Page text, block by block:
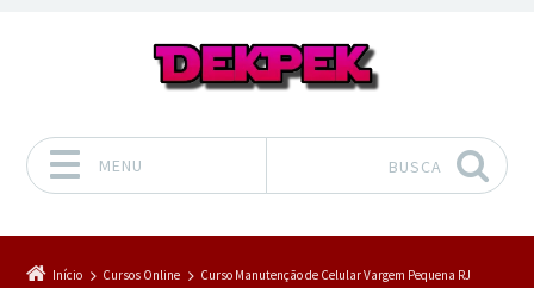
MENU BUSCA
Início Cursos Online
Curso Manutenção de Celular Vargem Pequena RJ